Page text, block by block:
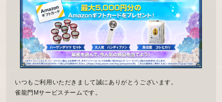
いつもご利用いただきまして誠にありがとうございます。
雀龍門Mサービスチームです。